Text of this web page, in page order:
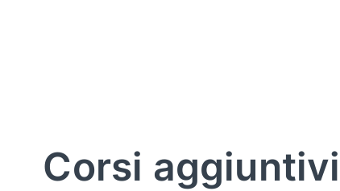
Corsi aggiuntivi